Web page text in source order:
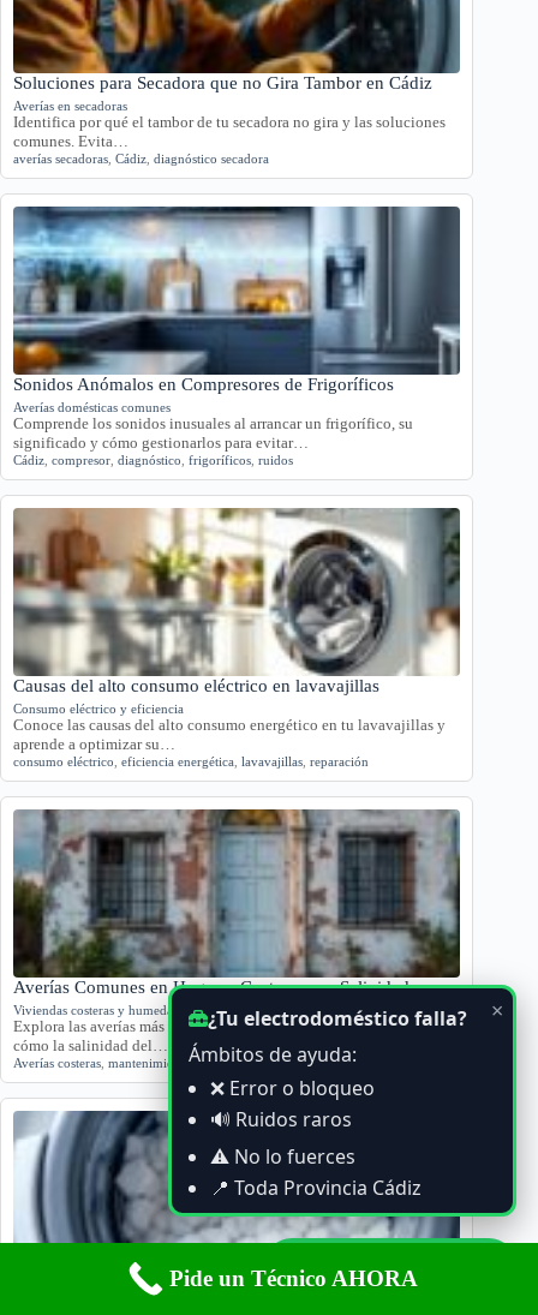
Soluciones para Secadora que no Gira Tambor en Cádiz
Averías en secadoras
Identifica por qué el tambor de tu secadora no gira y las soluciones
comunes. Evita…
averías secadoras, Cádiz, diagnóstico secadora
Sonidos Anómalos en Compresores de Frigoríficos
Averías domésticas comunes
Comprende los sonidos inusuales al arrancar un frigorífico, su
significado y cómo gestionarlos para evitar…
Cádiz, compresor, diagnóstico, frigoríficos, ruidos
Causas del alto consumo eléctrico en lavavajillas
Consumo eléctrico y eficiencia
Conoce las causas del alto consumo energético en tu lavavajillas y
aprende a optimizar su…
consumo eléctrico, eficiencia energética, lavavajillas, reparación
Averías Comunes en Hogares Costeros por Salinidad
Viviendas costeras y humedad
Explora las averías más comunes en viviendas cercanas al mar y
cómo la salinidad del…
Averías costeras, mantenimiento hogares,Salinidad
Influencia de la cal en lavadoras con agua dura
×
¿Tu electrodoméstico falla?
Ámbitos de ayuda:
❌ Error o bloqueo
🔊 Ruidos raros
⚠️ No lo fuerces
📍 Toda Provincia Cádiz
Ayuda por WhatsApp
Pide un Técnico AHORA